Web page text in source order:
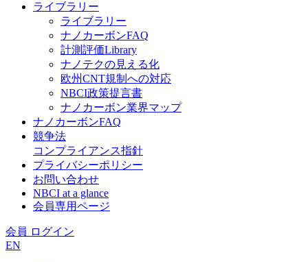
ライブラリー
ライブラリー
ナノカーボンFAQ
計測評価Library
ナノテクの見える化
欧州CNT規制への対応
NBCI政策提言書
ナノカーボン業界マップ
ナノカーボンFAQ
競争法
コンプライアンス指針
プライバシーポリシー
お問い合わせ
NBCI at a glance
会員専用ページ
会員 ログイン
EN